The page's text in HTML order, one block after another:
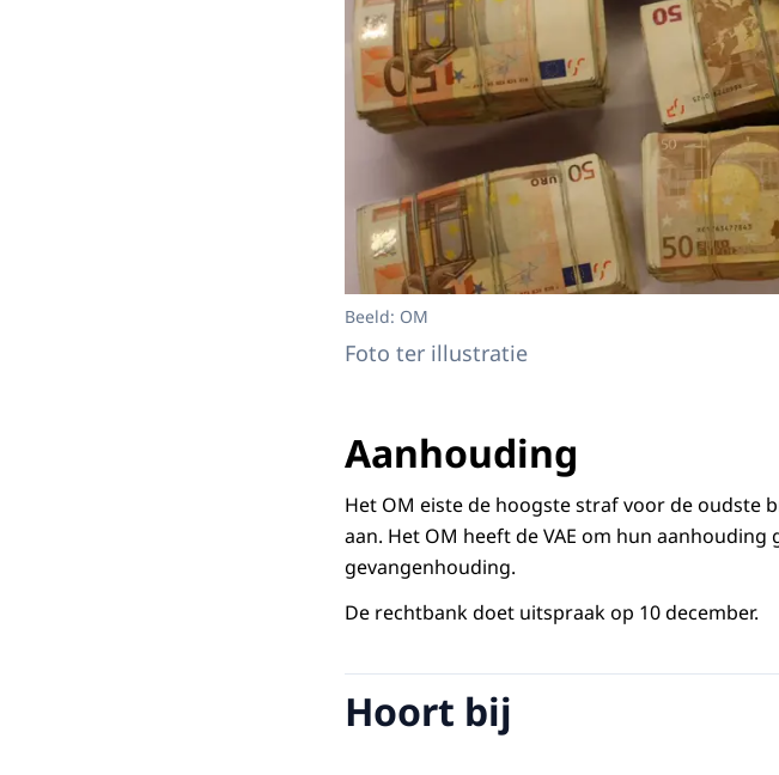
Beeld: OM
Foto ter illustratie
Aanhouding
Het OM eiste de hoogste straf voor de oudste
aan. Het OM heeft de VAE om hun
gevangenhouding.
De rechtbank doet uitspraak op 10 december.
Hoort bij